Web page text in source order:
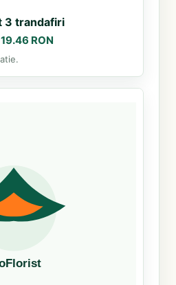
3 trandafiri
RON